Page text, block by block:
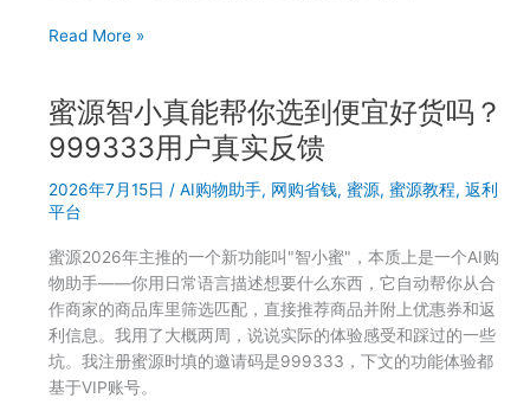
户
手
把
手
教
蜜
金
忽
高
忽
低？
了
邀
请
码
999333
后
Read More »
蜜源智小真能帮你选到便宜好货吗？
999333用户真实反馈
2026年7月15日 / AI购物助手, 网购省钱, 蜜源, 蜜源教程, 返利
平台
蜜源2026年主推的一个新功能叫"智小蜜"，本质上是一个AI购
物助手——你用日常语言描述想要什么东西，它自动帮你从合
作商家的商品库里筛选匹配，直接推荐商品并附上优惠券和返
利信息。我用了大概两周，说说实际的体验感受和踩过的一些
坑。我注册蜜源时填的邀请码是999333，下文的功能体验都
基于VIP账号。